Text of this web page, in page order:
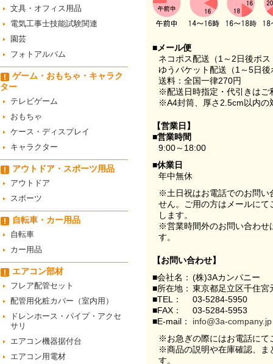
文具・オフィス用品
電気工事士技能試験関連
園芸
フォトアルバム
ゲーム・おもちゃ・キャラク
ター
テレビゲーム
おもちゃ
ケース・ディスプレイ
キャラクター
アウトドア・スポーツ用品
アウトドア
スポーツ
自転車・カー用品
自転車
カー用品
エアコン部材
フレア配管セット
配管用化粧カバー（室内用）
ドレンホース・パイプ・アクセ
サリ
エアコン機器据付台
エアコン用電材
■メール便
ネコポス配送（1～2日後ポ
ゆうパケット配送（1～5日
送料：全国一律270円
※配送日時指定・代引きはご
※A4封筒、厚さ2.5cm以内の
【営業日】
■営業時間
9:00～18:00
■休業日
年中無休
※土日祝はお電話でのお問い
せん。ご用の方はメールに
します。
※営業時間外のお問い合わせ
す。
【お問い合わせ】
■会社名： (株)3Aカンパニー
■所在地： 東京都足立区千住
■TEL：
03-5284-5950
■FAX：
03-5284-5953
■E-mail：
info@3a-company.jp
※お急ぎの際にはお電話にて
※商品の説明や在庫確認、ま
す。